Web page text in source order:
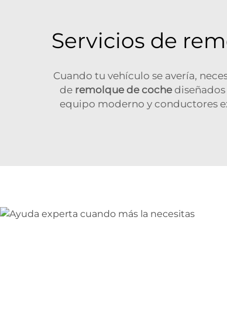
Servicios de
Cuando tu vehículo se avería,
de remolque de coche
equipo moderno y conductores